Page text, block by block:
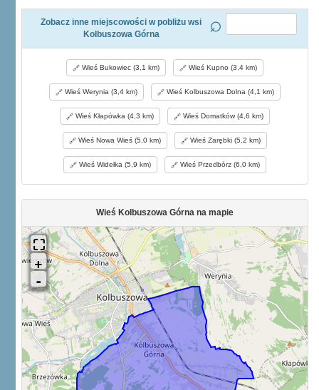
Zobacz inne miejscowości w pobliżu wsi
Kolbuszowa Górna
Wieś Bukowiec (3,1 km) Wieś Kupno (3,4 km)
Wieś Werynia (3,4 km) Wieś Kolbuszowa Dolna (4,1 km)
Wieś Kłapówka (4,3 km) Wieś Domatków (4,6 km)
Wieś Nowa Wieś (5,0 km) Wieś Zarębki (5,2 km)
Wieś Widełka (5,9 km) Wieś Przedbórz (6,0 km)
Wieś Kolbuszowa Górna na mapie